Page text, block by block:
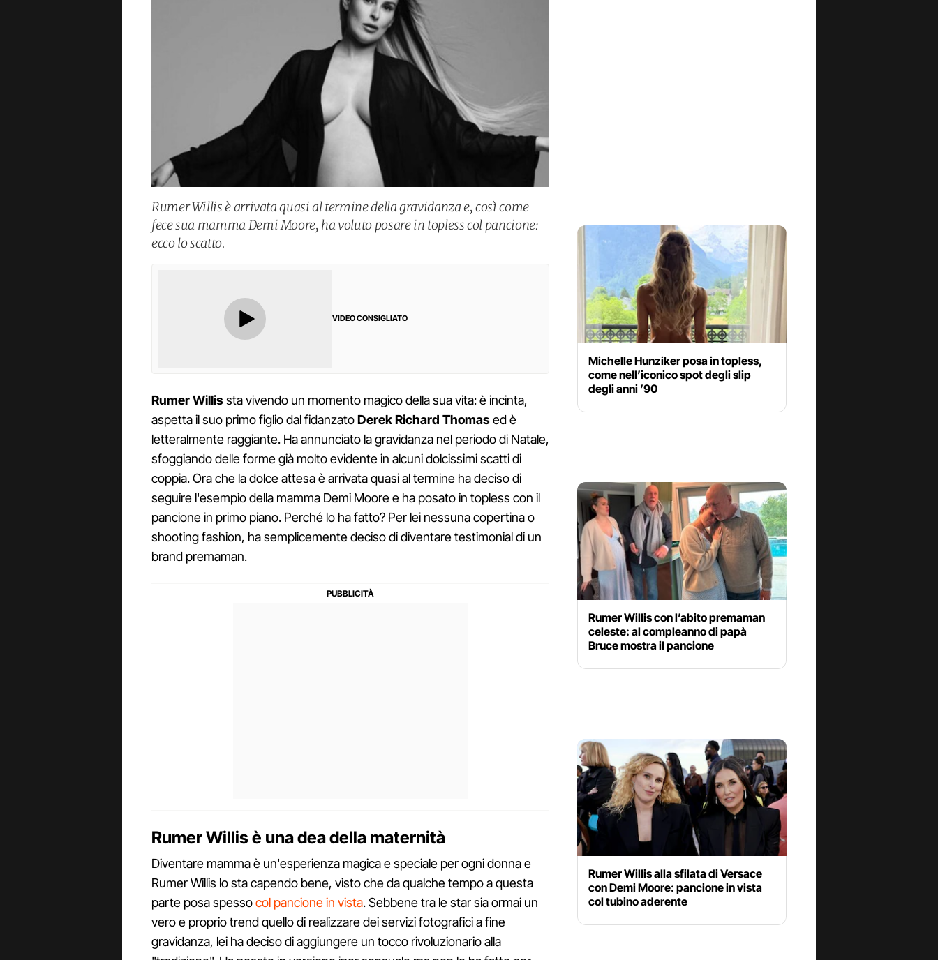
Rumer Willis è arrivata quasi al termine della gravidanza e, così come
fece sua mamma Demi Moore, ha voluto posare in topless col pancione:
ecco lo scatto.
VIDEO CONSIGLIATO
Rumer Willissta vivendo un momento magico della sua vita: è incinta,
aspetta il suo primo figlio dal fidanzatoDerek Richard Thomased è
letteralmente raggiante. Ha annunciato la gravidanza nel periodo di Natale,
sfoggiando delle forme già molto evidente in alcuni dolcissimi scatti di
coppia. Ora che la dolce attesa è arrivata quasi al termine ha deciso di
seguire l'esempio della mamma Demi Moore e ha posato in topless con il
pancione in primo piano. Perché lo ha fatto? Per lei nessuna copertina o
shooting fashion, ha semplicemente deciso di diventare testimonial di un
brand premaman.
Rumer Willis è una dea della maternità
Diventare mamma è un'esperienza magica e speciale per ogni donna e
Rumer Willis lo sta capendo bene, visto che da qualche tempo a questa
parte posa spessocol pancione in vista. Sebbene tra le star sia ormai un
vero e proprio trend quello di realizzare dei servizi fotografici a fine
gravidanza, lei ha deciso di aggiungere un tocco rivoluzionario alla
Michelle Hunziker posa in topless,
come nell’iconico spot degli slip
degli anni ’90
Rumer Willis con l’abito premaman
celeste: al compleanno di papà
Bruce mostra il pancione
Rumer Willis alla sfilata di Versace
con Demi Moore: pancione in vista
col tubino aderente